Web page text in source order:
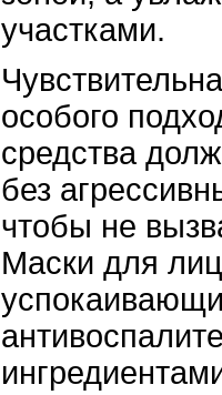
участками.
особого
средства
без
чтобы не
Маски для